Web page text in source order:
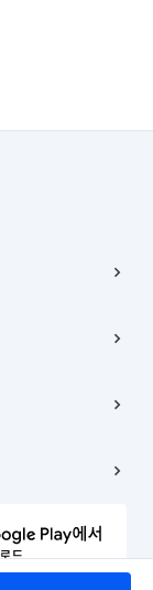
트리빌딩) B동 5층
층 미소
게 있습니다.